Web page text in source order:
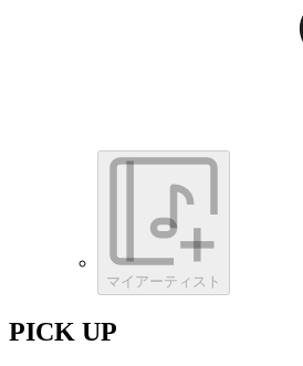
マイアーティスト
PICK UP